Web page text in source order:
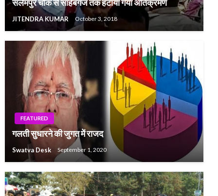
सलेमपुर चौक से साहेबगंज तक हटाया गया अतिक्रमण
JITENDRA KUMAR October 3, 2018
FEATURED
गलती सुधारने की जुगत में राजद
Swatva Desk September 1, 2020